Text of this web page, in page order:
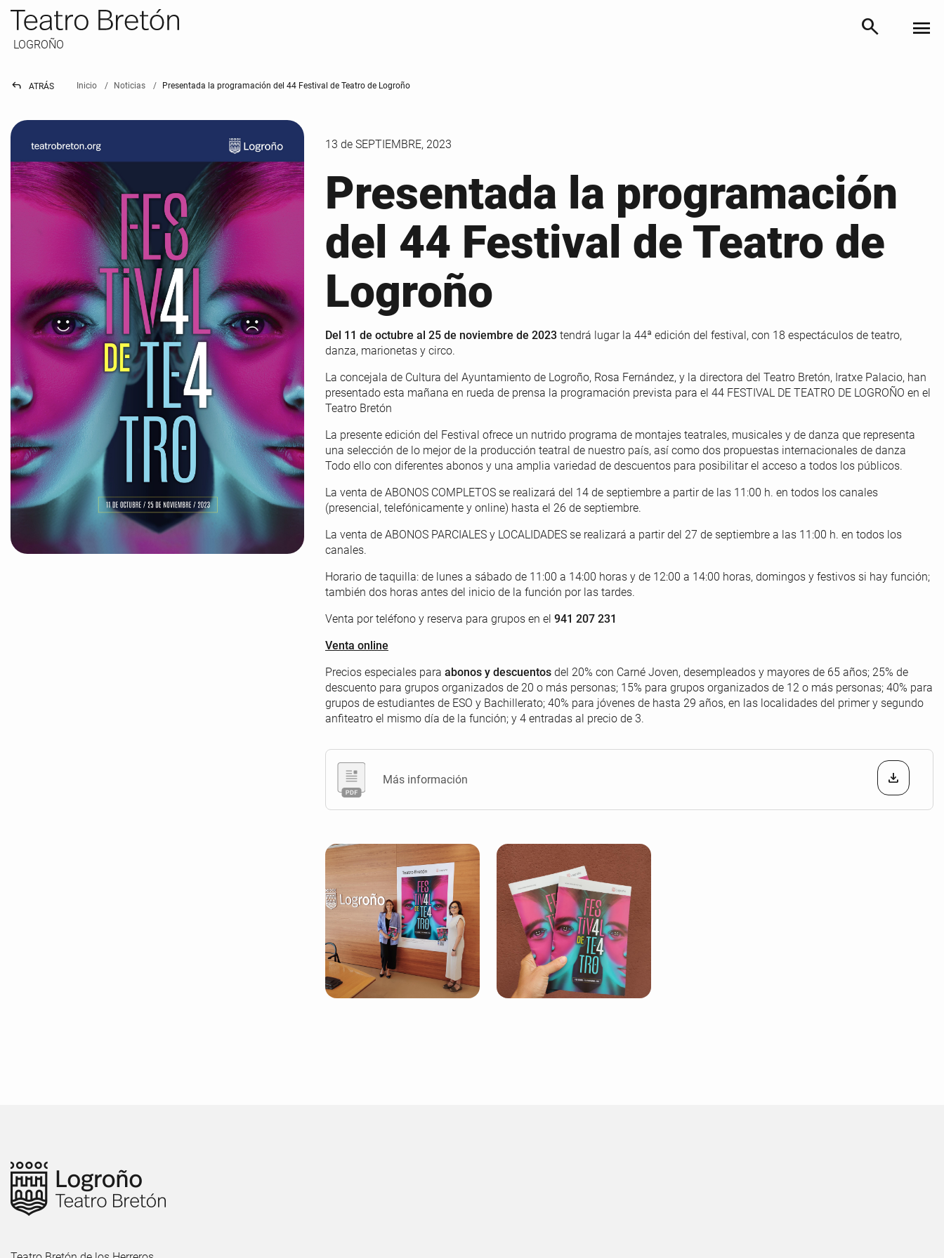
LOGROÑO
search menu
reply ATRÁS Inicio Noticias Presentada la programación del 44 Festival de Teatro de Logroño
13 de SEPTIEMBRE, 2023
Presentada la programación
del 44 Festival de Teatro de
Logroño
Del 11 de octubre al 25 de noviembre de 2023 tendrá lugar la 44ª edición del festival, con 18 espectáculos de teatro,
danza, marionetas y circo.
La concejala de Cultura del Ayuntamiento de Logroño, Rosa Fernández, y la directora del Teatro Bretón, Iratxe Palacio, han
presentado esta mañana en rueda de prensa la programación prevista para el 44 FESTIVAL DE TEATRO DE LOGROÑO en el
Teatro Bretón
La presente edición del Festival ofrece un nutrido programa de montajes teatrales, musicales y de danza que representa
una selección de lo mejor de la producción teatral de nuestro país, así como dos propuestas internacionales de danza
Todo ello con diferentes abonos y una amplia variedad de descuentos para posibilitar el acceso a todos los públicos.
La venta de ABONOS COMPLETOS se realizará del 14 de septiembre a partir de las 11:00 h. en todos los canales
(presencial, telefónicamente y online) hasta el 26 de septiembre.
La venta de ABONOS PARCIALES y LOCALIDADES se realizará a partir del 27 de septiembre a las 11:00 h. en todos los
canales.
Horario de taquilla: de lunes a sábado de 11:00 a 14:00 horas y de 12:00 a 14:00 horas, domingos y festivos si hay función;
también dos horas antes del inicio de la función por las tardes.
Venta por teléfono y reserva para grupos en el 941 207 231
Venta online
Precios especiales para abonos y descuentos del 20% con Carné Joven, desempleados y mayores de 65 años; 25% de
descuento para grupos organizados de 20 o más personas; 15% para grupos organizados de 12 o más personas; 40% para
grupos de estudiantes de ESO y Bachillerato; 40% para jóvenes de hasta 29 años, en las localidades del primer y segundo
anfiteatro el mismo día de la función; y 4 entradas al precio de 3.
Más información